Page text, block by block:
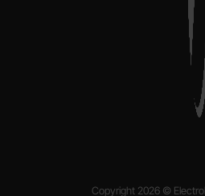
Copyright 2026 ©